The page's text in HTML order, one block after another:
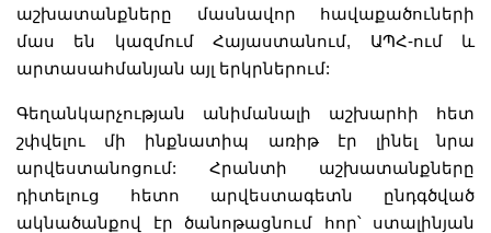
աշխատանքները մասնավոր հավաքածուների
մաս են կազմում Հայաստանում, ԱՊՀ-ում և
արտասահմանյան այլ երկրներում:
Գեղանկարչության անիմանալի աշխարհի հետ
շփվելու մի ինքնատիպ առիթ էր լինել նրա
արվեստանոցում: Հրանտի
աշխատանքները
դիտելուց հետո արվեստագետն ընդգծված
ակնածանքով էր ծանոթացնում հոր՝ ստալինյան